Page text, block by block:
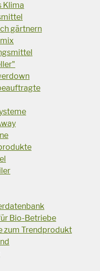
Klima
gärtnern
Bio-Betriebe
zum Trendprodukt